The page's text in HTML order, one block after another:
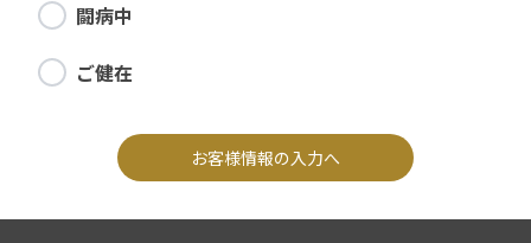
闘病中
ご健在
お客様情報の入力へ